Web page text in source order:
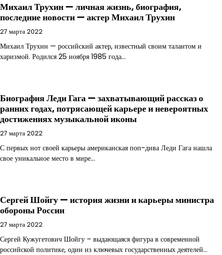
Михаил Трухин — личная жизнь, биография,
последние новости — актер Михаил Трухин
27 марта 2022
Михаил Трухин — российский актер, известный своим талантом и
харизмой. Родился 25 ноября 1985 года…
Биография Леди Гага — захватывающий рассказ о
ранних годах, потрясающей карьере и невероятных
достижениях музыкальной иконы
27 марта 2022
С первых нот своей карьеры американская поп-дива Леди Гага нашла
свое уникальное место в мире…
Сергей Шойгу — история жизни и карьеры министра
обороны России
27 марта 2022
Сергей Кужугетович Шойгу – выдающаяся фигура в современной
российской политике, один из ключевых государственных деятелей…